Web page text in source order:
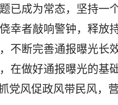
成为常态，坚持一
幸者敲响警钟，释放
不断完善通报曝光长
在做好通报曝光的
党风促政风带民风，